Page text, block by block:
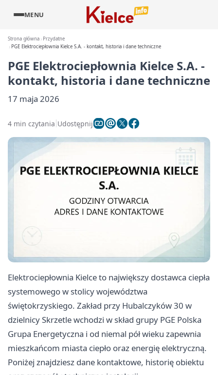
MENU
Strona główna
Przydatne
PGE Elektrociepłownia Kielce S.A. - kontakt, historia i dane techniczne
PGE Elektrociepłownia Kielce S.A. -
kontakt, historia i dane techniczne
17 maja 2026
4 min czytania Udostępnij
Elektrociepłownia Kielce to największy dostawca ciepła
systemowego w stolicy województwa
świętokrzyskiego. Zakład przy Hubalczyków 30 w
dzielnicy Skrzetle wchodzi w skład grupy PGE Polska
Grupa Energetyczna i od niemal pół wieku zapewnia
mieszkańcom miasta ciepło oraz energię elektryczną.
Poniżej znajdziesz dane kontaktowe, historię obiektu